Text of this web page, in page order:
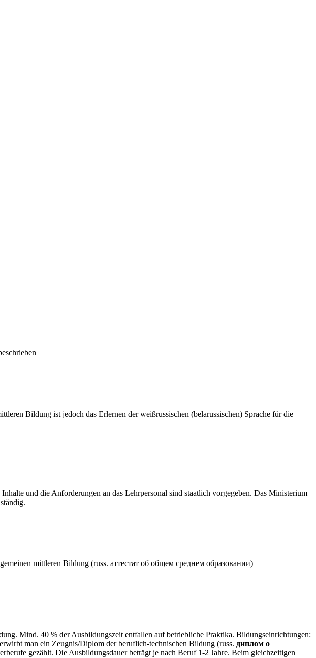
Bildung ist jedoch das Erlernen der weißrussischen (belarussischen) Sprache für die
und die Anforderungen an das Lehrpersonal sind staatlich vorgegeben. Das Ministerium
mittleren Bildung (russ. аттестат об общем среднем образовании)
Mind. 40 % der Ausbildungszeit entfallen auf betriebliche Praktika. Bildungseinrichtungen:
man ein Zeugnis/Diplom der beruflich-technischen Bildung (russ. диплом о
gezählt. Die Ausbildungsdauer beträgt je nach Beruf 1-2 Jahre. Beim gleichzeitigen